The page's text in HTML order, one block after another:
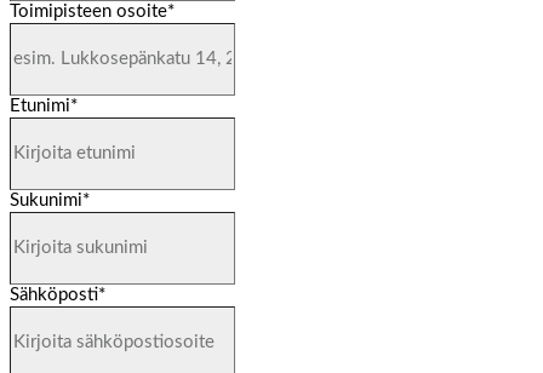
Toimipisteen osoite*
Etunimi*
Sukunimi*
Sähköposti*